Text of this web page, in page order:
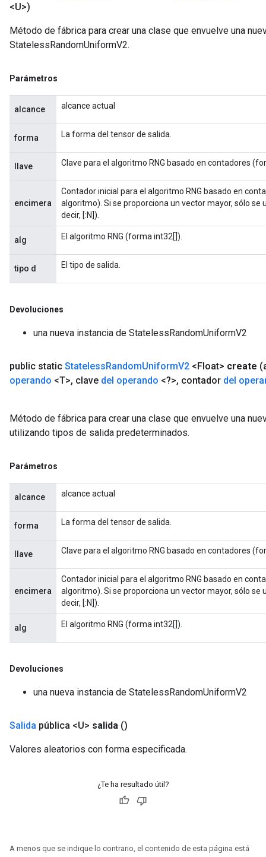
<U>)
Método de fábrica para crear una clase que envuelve una
StatelessRandomUniformV2.
Parámetros
alcance alcance actual
forma La forma del tensor de salida.
llave Clave para el algoritmo RNG basado en contadores
encimera
Contador inicial para el algoritmo RNG basado en
algoritmo). Si se proporciona un vector mayor, sólo
decir, [:N]).
alg El algoritmo RNG (forma int32[]).
tipo d El tipo de salida.
Devoluciones
una nueva instancia de StatelessRandomUniformV2
public static StatelessRandomUniformV2 <Float> create
operando <T>, clave del operando <?>, contador del
Método de fábrica para crear una clase que envuelve una
utilizando tipos de salida predeterminados.
Parámetros
alcance alcance actual
forma La forma del tensor de salida.
llave Clave para el algoritmo RNG basado en contadores
encimera
Contador inicial para el algoritmo RNG basado en
algoritmo). Si se proporciona un vector mayor, sólo
decir, [:N]).
alg El algoritmo RNG (forma int32[]).
Devoluciones
una nueva instancia de StatelessRandomUniformV2
Salida pública <U> salida ()
Valores aleatorios con forma especificada.
¿Te ha resultado útil?
A menos que se indique lo contrario, el contenido de esta página está